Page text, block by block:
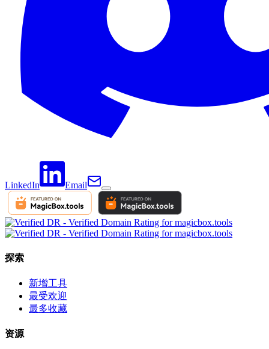
LinkedIn Email
探索
新增工具
最受欢迎
最多收藏
资源